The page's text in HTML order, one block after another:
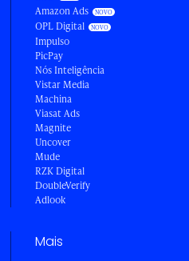
Amazon Ads
OPL Digital
Impulso
PicPay
Nós Inteligência
Vistar Media
Machina
Viasat Ads
Magnite
Uncover
Mude
RZK Digital
DoubleVerify
Adlook
Mais